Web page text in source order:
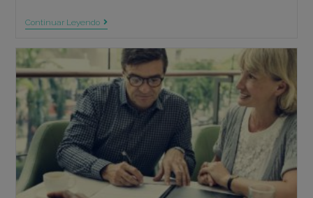
Continuar LeyendoPonce
Correduría
De
Seguros
Madrid,
Aconseja
Sobre
Como
Y
Cuando
Rescatar
El
Plan